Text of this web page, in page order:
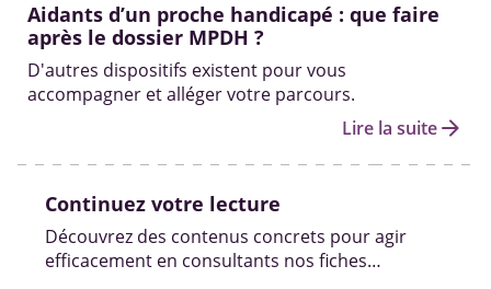
Aidants d’un proche handicapé : que faire
après le dossier MPDH ?
D'autres dispositifs existent pour vous
accompagner et alléger votre parcours.
Lire la suitearrow_forward
Continuez votre lecture
Découvrez des contenus concrets pour agir
efficacement en consultants nos fiches